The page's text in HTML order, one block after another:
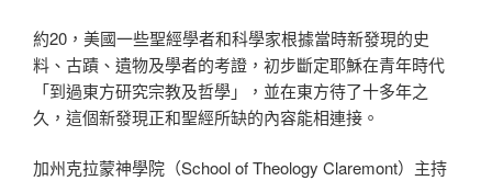
約20，美國一些聖經學者和科學家根據當時新發現的史
料、古蹟、遺物及學者的考證，初步斷定耶穌在青年時代
「到過東方研究宗教及哲學」，並在東方待了十多年之
久，這個新發現正和聖經所缺的內容能相連接。
加州克拉蒙神學院（School of Theology Claremont）主持